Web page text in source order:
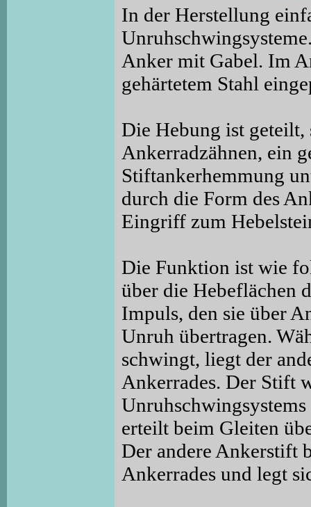
In der Herstellung
Anker mit Gabel. Im
gehärtetem Stahl
Die Hebung ist
Ankerradzähnen, ein
Stiftankerhemmung
durch die Form des
Eingriff zum
Die Funktion ist wie
über die Hebeflächen
Impuls, den sie über
Unruh übertragen.
schwingt, liegt der
Ankerrades. Der Stift
erteilt beim Gleiten
Der andere Ankerstift
Ankerrades und legt